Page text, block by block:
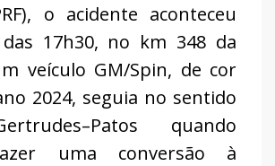
o acidente aconteceu
17h30, no km 348 da
veículo GM/Spin, de cor
2024, seguia no sentido
quando
uma conversão à